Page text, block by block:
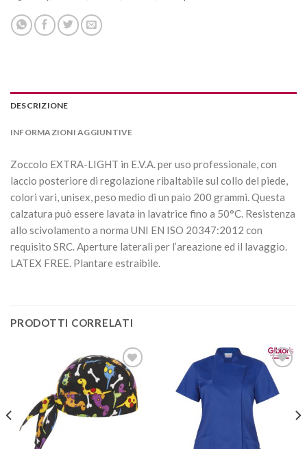
DESCRIZIONE
INFORMAZIONI AGGIUNTIVE
Zoccolo EXTRA-LIGHT in E.V.A. per uso professionale, con
laccio posteriore di regolazione ribaltabile sul collo del piede,
colori vari, unisex, peso medio di un paio 200 grammi. Questa
calzatura può essere lavata in lavatrice fino a 50°C. Resistenza
allo scivolamento a norma UNI EN ISO 20347:2012 con
requisito SRC. Aperture laterali per l’areazione ed il lavaggio.
LATEX FREE. Plantare estraibile.
PRODOTTI CORRELATI
Aggiungi
alla lista
dei
desideri
Aggiungi
alla lista
dei
desideri